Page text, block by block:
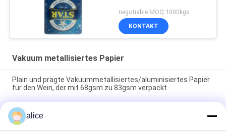
negotiable MOQ:1000kgs
KONTAKT
Vakuum metallisiertes Papier
Plain und prägte Vakuummetallisiertes/aluminisiertes Papier
für den Wein, der mit 68gsm zu 83gsm verpackt
China prägte Vakuum metallisiertes Papier für Bier-Aufkleber
in der Stärke 68mic, wasserdichte ganz eigenhändig
geschriebe Papierblätter
alice